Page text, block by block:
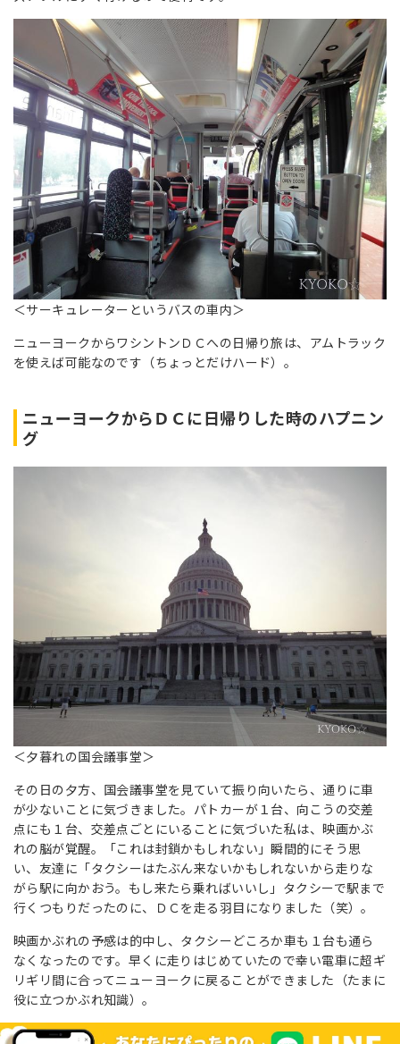
＜サーキュレーターというバスの車内＞
ニューヨークからワシントンＤＣへの日帰り旅は、アムトラック
を使えば可能なのです（ちょっとだけハード）。
ニューヨークからＤＣに日帰りした時のハプニン
グ
＜夕暮れの国会議事堂＞
その日の夕方、国会議事堂を見ていて振り向いたら、通りに車
が少ないことに気づきました。パトカーが１台、向こうの交差
点にも１台、交差点ごとにいることに気づいた私は、映画かぶ
れの脳が覚醒。「これは封鎖かもしれない」瞬間的にそう思
い、友達に「タクシーはたぶん来ないかもしれないから走りな
がら駅に向かおう。もし来たら乗ればいいし」タクシーで駅まで
行くつもりだったのに、ＤＣを走る羽目になりました（笑）。
映画かぶれの予感は的中し、タクシーどころか車も１台も通ら
なくなったのです。早くに走りはじめていたので幸い電車に超ギ
リギリ間に合ってニューヨークに戻ることができました（たまに
役に立つかぶれ知識）。